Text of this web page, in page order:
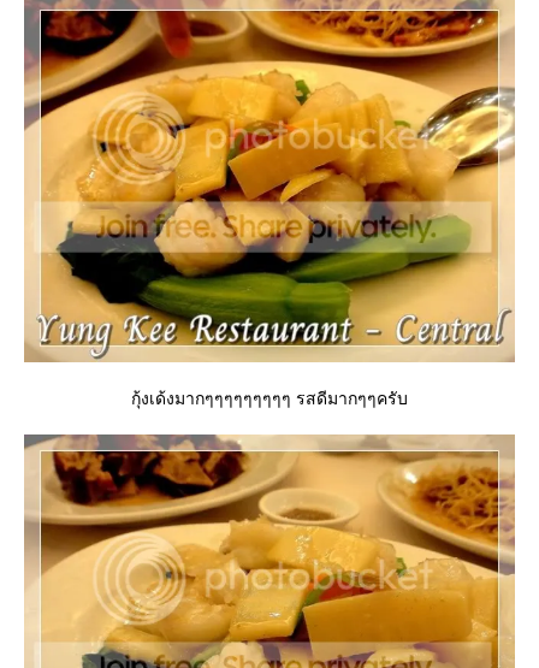
กุ้งเด้งมากๆๆๆๆๆๆๆๆๆ รสดีมากๆๆครับ